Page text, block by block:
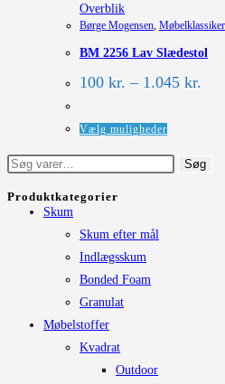
kan
vælges
varesiden
Overblik
Børge Mogensen,
BM 2256 Lav Slædestol
100 kr. – 1.045 kr.
Vælg muligheder
har
Søg
Søg
Produktkategorier
Skum
Skum efter mål
Indlægsskum
Bonded Foam
Granulat
Møbelstoffer
Kvadrat
Outdoor